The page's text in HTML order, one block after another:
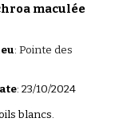
maculée
:Pointe des
: 23/10/2024
blancs.